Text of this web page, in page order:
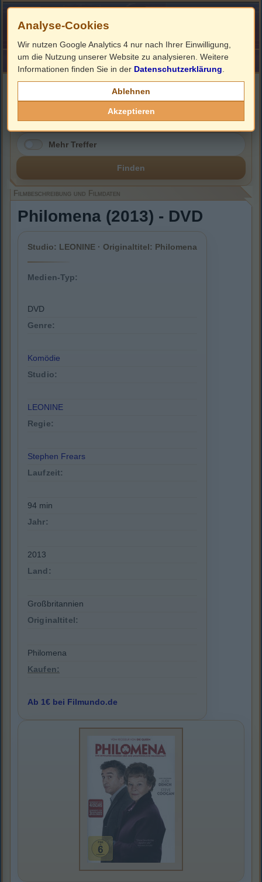
HOME ImpressumLinks
Filmbeschreibung, Cover & DVD Infos
Mehr Treffer
Finden
Filmbeschreibung und Filmdaten
Philomena (2013) - DVD
Studio: LEONINE · Originaltitel: Philomena
Medien-Typ:
DVD
Genre:
Komödie
Studio:
LEONINE
Regie:
Stephen Frears
Laufzeit:
94 min
Jahr:
2013
Land:
Großbritannien
Originaltitel:
Philomena
Kaufen:
Ab 1€ bei Filmundo.de
Analyse-Cookies
Wir nutzen Google Analytics 4 nur nach Ihrer Einwilligung,
um die Nutzung unserer Website zu analysieren. Weitere
Informationen finden Sie in der Datenschutzerklärung
Ablehnen
Akzeptieren